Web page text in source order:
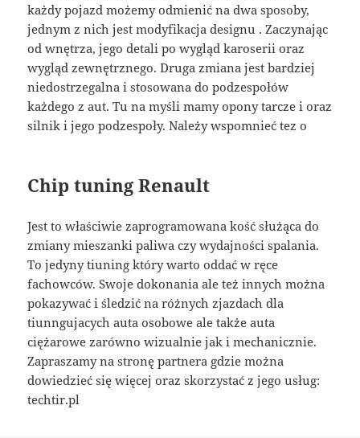
każdy pojazd możemy odmienić na dwa sposoby,
jednym z nich jest modyfikacja designu . Zaczynając
od wnętrza, jego detali po wygląd karoserii oraz
wygląd zewnętrznego. Druga zmiana jest bardziej
niedostrzegalna i stosowana do podzespołów
każdego z aut. Tu na myśli mamy opony tarcze i oraz
silnik i jego podzespoły. Należy wspomnieć tez o
Chip tuning Renault
Jest to właściwie zaprogramowana kość służąca do
zmiany mieszanki paliwa czy wydajności spalania.
To jedyny tiuning który warto oddać w ręce
fachowców. Swoje dokonania ale też innych można
pokazywać i śledzić na różnych zjazdach dla
tiunngujacych auta osobowe ale także auta
ciężarowe zarówno wizualnie jak i mechanicznie.
Zapraszamy na stronę partnera gdzie można
dowiedzieć się więcej oraz skorzystać z jego usług:
techtir.pl